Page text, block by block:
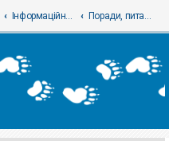
Інформаційний відділ Поради, питання, консультації - Советы, вопросы, консультации